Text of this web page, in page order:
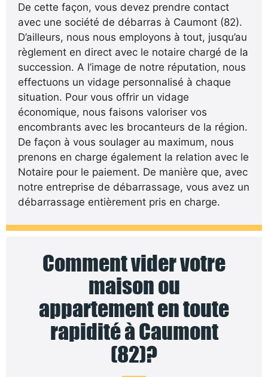
De cette façon, vous devez prendre contact
avec une société de débarras à Caumont (82).
D’ailleurs, nous nous employons à tout, jusqu’au
règlement en direct avec le notaire chargé de la
succession. A l’image de notre réputation, nous
effectuons un vidage personnalisé à chaque
situation. Pour vous offrir un vidage
économique, nous faisons valoriser vos
encombrants avec les brocanteurs de la région.
De façon à vous soulager au maximum, nous
prenons en charge également la relation avec le
Notaire pour le paiement. De manière que, avec
notre entreprise de débarrassage, vous avez un
débarrassage entièrement pris en charge.
Comment vider votre
maison ou
appartement en toute
rapidité à Caumont
(82)?